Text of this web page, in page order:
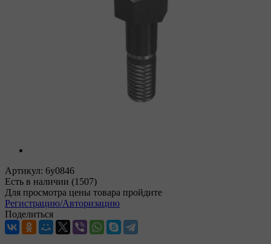
Артикул: 6y0846
Есть в наличии (1507)
Для просмотра цены товара пройдите
Регистрацию/Авторизацию
Поделиться